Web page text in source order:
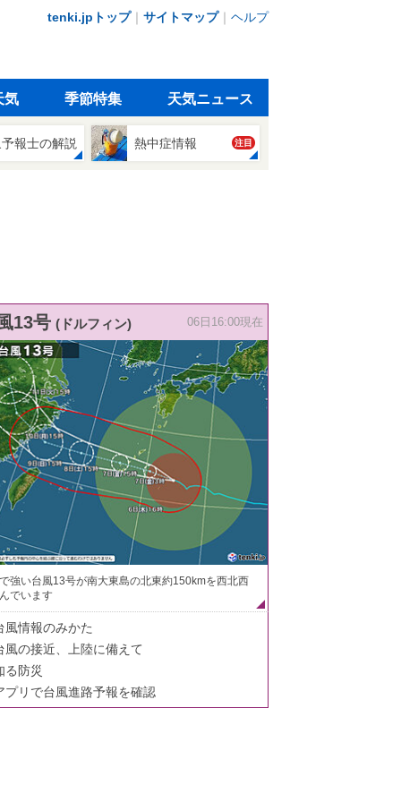
tenki.jpトップ｜ サイトマップ｜ ヘルプ
気 季節特集 天気ニュース
報士の解説 熱中症情報 注目
13号 (ドルフィン) 06日16:00現在
強い台風13号が南大東島の北東約150kmを西北西
でいます
風情報のみかた
風の接近、上陸に備えて
る防災
プリで台風進路予報を確認